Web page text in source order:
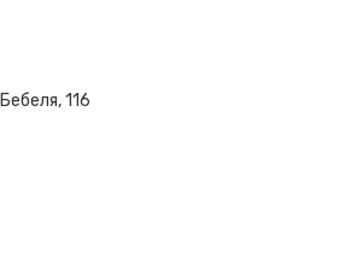
Бебеля, 116